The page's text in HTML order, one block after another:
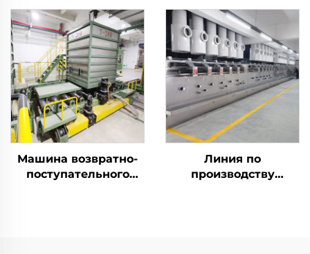
штапельного волокна
PLA Машина для
производства
кукурузного волокна
температурой
плавления Машина
для производства
композитного
штапельного волокна
Машина возвратно-
поступательного
Линия по
производству